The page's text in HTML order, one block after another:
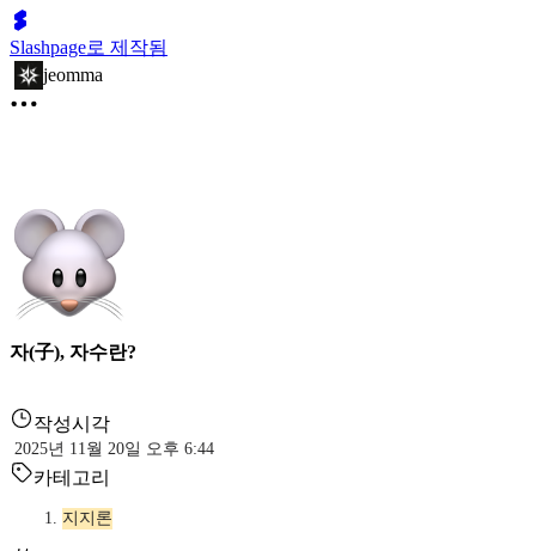
Slashpage로 제작됨
jeomma
자(子), 자수란?
작성시각
2025년 11월 20일 오후 6:44
카테고리
지지론